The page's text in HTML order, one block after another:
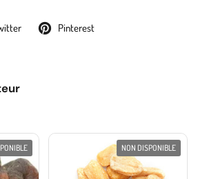
Pinterest
NON DISPONIBLE